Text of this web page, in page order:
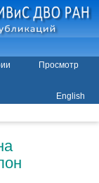
Просмотр
English